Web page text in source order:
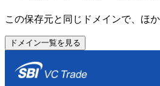
この保存元と同じドメインで、ほ
ドメイン一覧を見る